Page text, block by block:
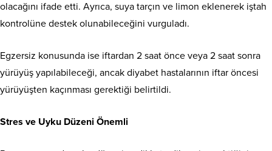
olacağını ifade etti. Ayrıca, suya tarçın ve limon eklenerek iştah
kontrolüne destek olunabileceğini vurguladı.
Egzersiz konusunda ise iftardan 2 saat önce veya 2 saat sonra
yürüyüş yapılabileceği, ancak diyabet hastalarının iftar öncesi
yürüyüşten kaçınması gerektiği belirtildi.
Stres ve Uyku Düzeni Önemli